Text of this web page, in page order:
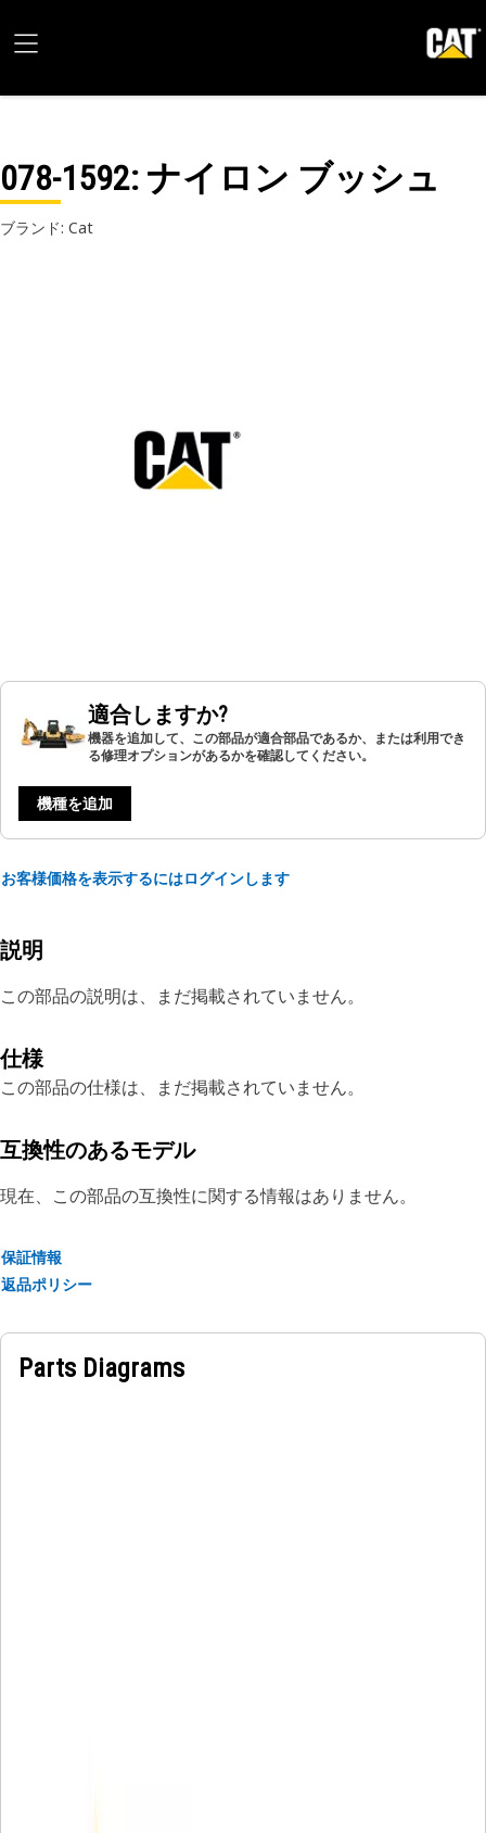
078-1592: ナイロン ブッシュ
ブランド: Cat
適合しますか?
機器を追加して、この部品が適合部品であるか、または利用でき
る修理オプションがあるかを確認してください。
機種を追加
お客様価格を表示するにはログインします
説明
この部品の説明は、まだ掲載されていません。
仕様
この部品の仕様は、まだ掲載されていません。
互換性のあるモデル
現在、この部品の互換性に関する情報はありません。
保証情報
返品ポリシー
Parts Diagrams